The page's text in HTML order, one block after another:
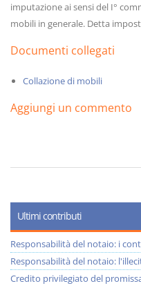
imputazione ai sensi del I°
mobili in generale. Detta
Documenti collegati
Collazione di mobili
Aggiungi un commento
Ultimi contributi
Responsabilità del notaio: i
Responsabilità del notaio:
Credito privilegiato del